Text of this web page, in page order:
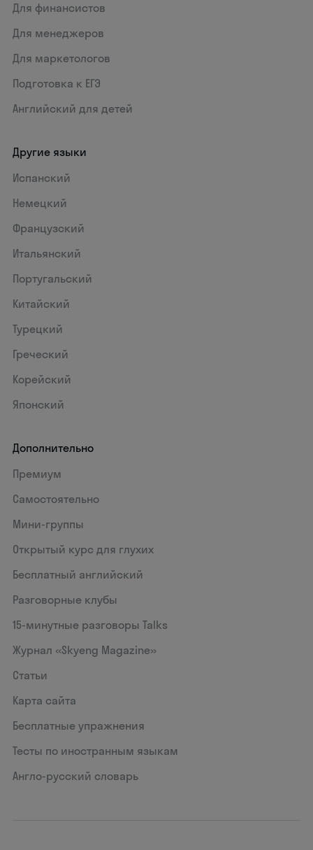
Для финансистов
Для менеджеров
Для маркетологов
Подготовка к ЕГЭ
Английский для детей
Другие языки
Испанский
Немецкий
Французский
Итальянский
Португальский
Китайский
Турецкий
Греческий
Корейский
Японский
Дополнительно
Премиум
Самостоятельно
Мини-группы
Открытый курс для глухих
Бесплатный английский
Разговорные клубы
15‑минутные разговоры Talks
Журнал «Skyeng Magazine»
Статьи
Карта сайта
Бесплатные упражнения
Тесты по иностранным языкам
Англо-русский словарь